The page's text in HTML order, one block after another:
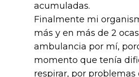
acumuladas.
Finalmente mi
más y en más de 2
ambulancia por mí,
momento que tenía
respirar, por